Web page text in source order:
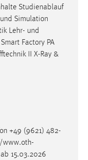
Studienablauf
Simulation
Lehr- und
Factory PA
II X-Ray &
+49 (9621) 482-
www.oth-
15.03.2026